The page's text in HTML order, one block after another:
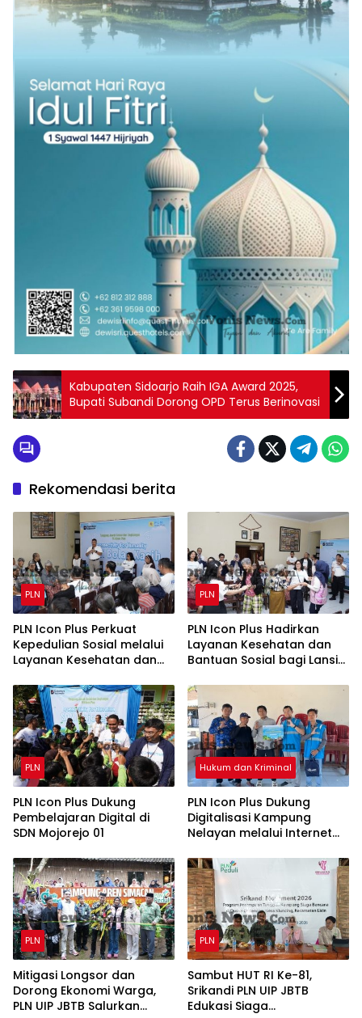
Kabupaten Sidoarjo Raih IGA Award 2025,
Bupati Subandi Dorong OPD Terus Berinovasi
Rekomendasi berita
PLN
PLN Icon Plus Perkuat
Kepedulian Sosial melalui
Layanan Kesehatan dan
bagi Lansia di Malang
PLN
PLN Icon Plus Hadirkan
Layanan Kesehatan dan
Bantuan Sosial bagi Lansia
Malang
PLN
PLN Icon Plus Dukung
Pembelajaran Digital di
SDN Mojorejo 01
Hukum dan Kriminal
PLN Icon Plus Dukung
Digitalisasi Kampung
Nelayan melalui Internet
Rajatama
PLN
Mitigasi Longsor dan
Dorong Ekonomi Warga,
PLN UIP JBTB Salurkan
PLN
Sambut HUT RI Ke-81,
Srikandi PLN UIP JBTB
Edukasi Siaga